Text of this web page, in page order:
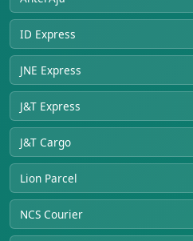
ID Express
JNE Express
J&T Express
J&T Cargo
Lion Parcel
NCS Courier